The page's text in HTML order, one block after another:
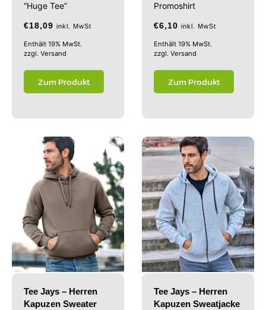
“Huge Tee”
€18,09 inkl. MwSt
Enthält 19% MwSt.
zzgl. Versand
Zum Produkt
Promoshirt
€6,10 inkl. MwSt
Enthält 19% MwSt.
zzgl. Versand
Zum Produkt
Tee Jays – Herren
Kapuzen Sweater
Tee Jays – Herren
Kapuzen Sweatjacke